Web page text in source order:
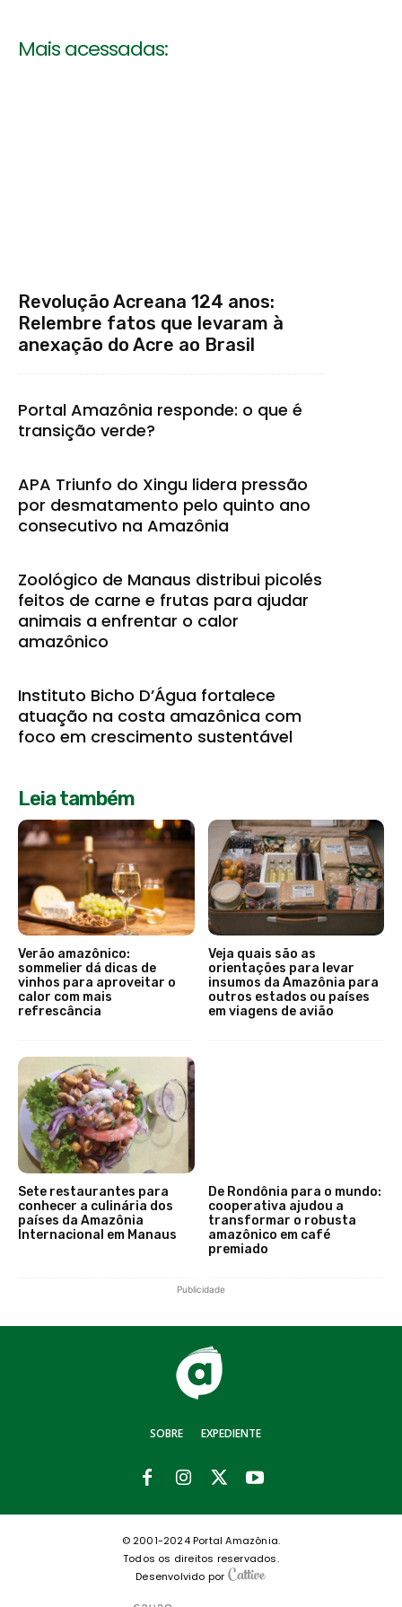
Mais acessadas:
Revolução Acreana 124 anos:
Relembre fatos que levaram à
anexação do Acre ao Brasil
Portal Amazônia responde: o que é
transição verde?
APA Triunfo do Xingu lidera pressão
por desmatamento pelo quinto ano
consecutivo na Amazônia
Zoológico de Manaus distribui picolés
feitos de carne e frutas para ajudar
animais a enfrentar o calor
amazônico
Instituto Bicho D’Água fortalece
atuação na costa amazônica com
foco em crescimento sustentável
Leia também
Verão amazônico:
sommelier dá dicas de
vinhos para aproveitar o
calor com mais
refrescância
Veja quais são as
orientações para levar
insumos da Amazônia para
outros estados ou países
em viagens de avião
Sete restaurantes para
conhecer a culinária dos
países da Amazônia
Internacional em Manaus
De Rondônia para o mundo:
cooperativa ajudou a
transformar o robusta
amazônico em café
premiado
Publicidade
SOBRE EXPEDIENTE
© 2001-2024 Portal Amazônia.
Todos os direitos reservados.
Desenvolvido por